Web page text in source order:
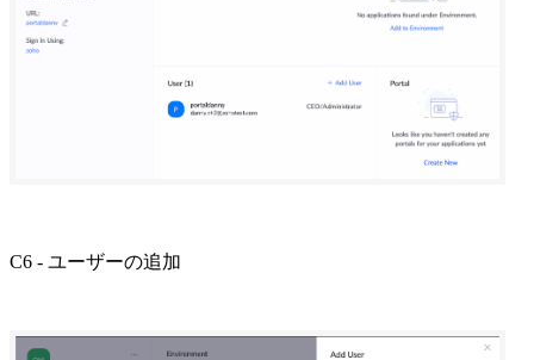
C6 - ユーザーの追加